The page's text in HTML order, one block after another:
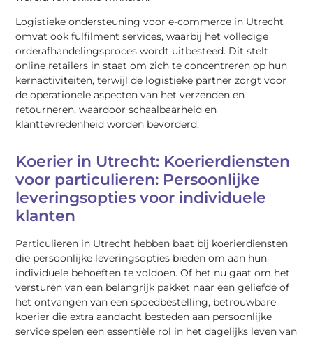
Logistieke ondersteuning voor e-commerce in Utrecht
omvat ook fulfilment services, waarbij het volledige
orderafhandelingsproces wordt uitbesteed. Dit stelt
online retailers in staat om zich te concentreren op hun
kernactiviteiten, terwijl de logistieke partner zorgt voor
de operationele aspecten van het verzenden en
retourneren, waardoor schaalbaarheid en
klanttevredenheid worden bevorderd.
Koerier in Utrecht: Koerierdiensten
voor particulieren: Persoonlijke
leveringsopties voor individuele
klanten
Particulieren in Utrecht hebben baat bij koerierdiensten
die persoonlijke leveringsopties bieden om aan hun
individuele behoeften te voldoen. Of het nu gaat om het
versturen van een belangrijk pakket naar een geliefde of
het ontvangen van een spoedbestelling, betrouwbare
koerier die extra aandacht besteden aan persoonlijke
service spelen een essentiële rol in het dagelijks leven van